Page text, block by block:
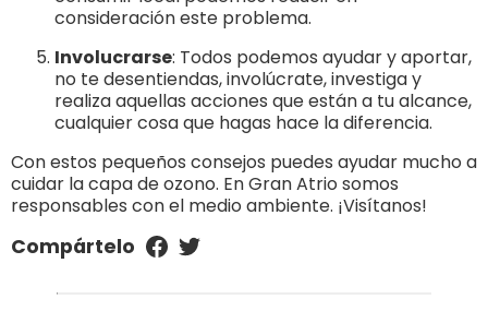
consideración este problema.
Involucrarse: Todos podemos ayudar y aportar,
no te desentiendas, involúcrate, investiga y
realiza aquellas acciones que están a tu alcance,
cualquier cosa que hagas hace la diferencia.
Con estos pequeños consejos puedes ayudar mucho a
cuidar la capa de ozono. En Gran Atrio somos
responsables con el medio ambiente. ¡Visítanos!
Compártelo